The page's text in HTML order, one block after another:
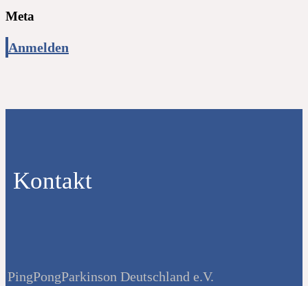
Meta
Anmelden
Kontakt
PingPongParkinson Deutschland e.V.